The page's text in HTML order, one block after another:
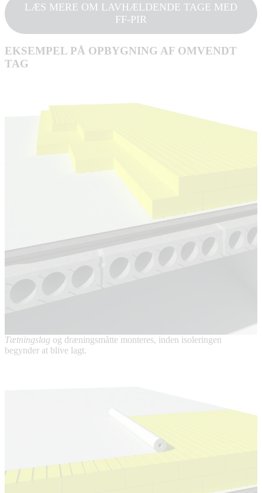
LÆS MERE OM LAVHÆLDENDE TAGE MED
FF-PIR
EKSEMPEL PÅ OPBYGNING AF OMVENDT
TAG
Tætningslag og dræningsmåtte monteres, inden isoleringen
begynder at blive lagt.